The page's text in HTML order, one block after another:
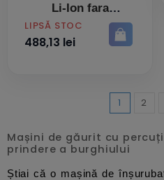
Li-Ion fara
acumulator in set
(solo)
PRET
LIPSĂ STOC
488,13 lei
1 2
Mașini de găurit cu
prindere a burghiului
Știai că o mașină de